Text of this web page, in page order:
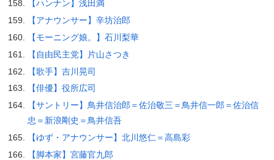
【ハンナン】浅田満
【アナウンサー】辛坊治郎
【モーニング娘。】石川梨華
【自由民主党】片山さつき
【歌手】吉川晃司
【俳優】役所広司
【サントリー】鳥井信治郎＝佐治敬三＝鳥井信一郎＝佐治信
忠＝新浪剛史＝鳥井信吾
【ゆず・アナウンサー】北川悠仁＝高島彩
【脚本家】宮藤官九郎